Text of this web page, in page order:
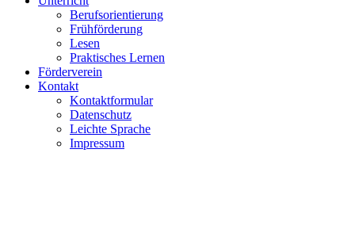
Berufsorientierung
Frühförderung
Lesen
Praktisches Lernen
Förderverein
Kontakt
Kontaktformular
Datenschutz
Leichte Sprache
Impressum